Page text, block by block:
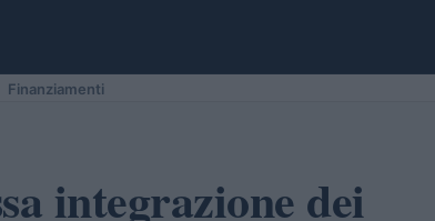
Finanziamenti
integrazione dei